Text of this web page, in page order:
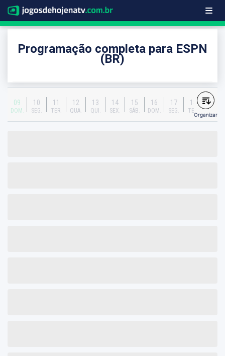
Programação completa para ESPN
(BR)
09
DOM.
10
SEG.
11
TER.
12
QUA.
13
QUI.
14
SEX.
15
SÁB.
16
DOM.
17
SEG.
18
TER.
Organizar